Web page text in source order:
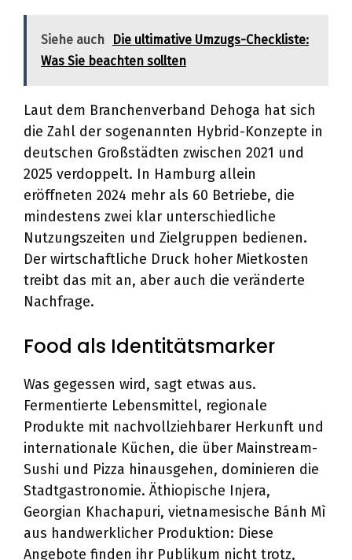
Siehe auch
Die ultimative Umzugs-Checkliste:
Was Sie beachten sollten
Laut dem Branchenverband Dehoga hat sich
die Zahl der sogenannten Hybrid-Konzepte in
deutschen Großstädten zwischen 2021 und
2025 verdoppelt. In Hamburg allein
eröffneten 2024 mehr als 60 Betriebe, die
mindestens zwei klar unterschiedliche
Nutzungszeiten und Zielgruppen bedienen.
Der wirtschaftliche Druck hoher Mietkosten
treibt das mit an, aber auch die veränderte
Nachfrage.
Food als Identitätsmarker
Was gegessen wird, sagt etwas aus.
Fermentierte Lebensmittel, regionale
Produkte mit nachvollziehbarer Herkunft und
internationale Küchen, die über Mainstream-
Sushi und Pizza hinausgehen, dominieren die
Stadtgastronomie. Äthiopische Injera,
Georgian Khachapuri, vietnamesische Bánh Mì
aus handwerklicher Produktion: Diese
Angebote finden ihr Publikum nicht trotz,